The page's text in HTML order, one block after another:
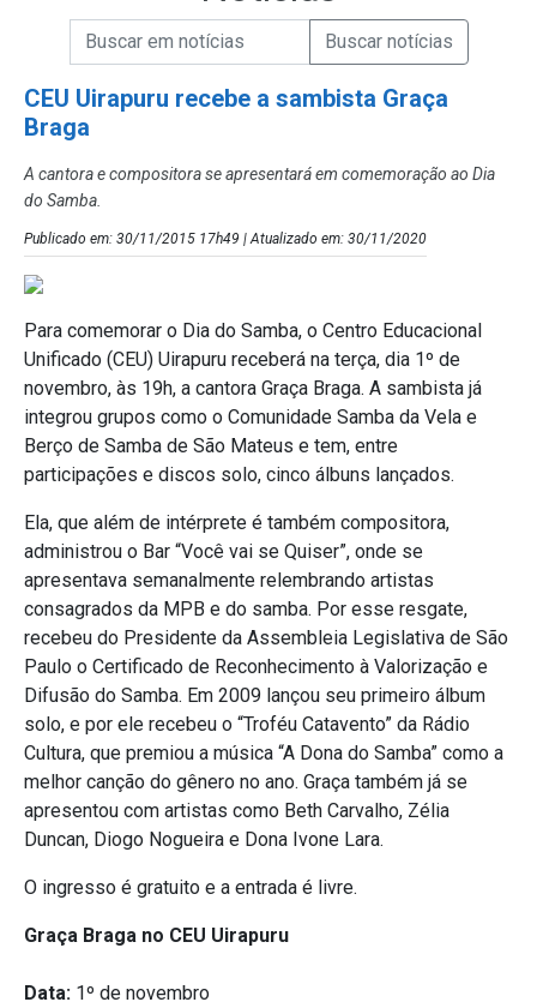
Campo de Busca de Notícias
Campo de Busca de informaçõesEnviar a Busca de Notícias
CEU Uirapuru recebe a sambista Graça
Braga
A cantora e compositora se apresentará em comemoração ao Dia
do Samba.
Publicado em: 30/11/2015 17h49 | Atualizado em: 30/11/2020
Para comemorar o Dia do Samba, o Centro Educacional
Unificado (CEU) Uirapuru receberá na terça, dia 1º de
novembro, às 19h, a cantora Graça Braga. A sambista já
integrou grupos como o Comunidade Samba da Vela e
Berço de Samba de São Mateus e tem, entre
participações e discos solo, cinco álbuns lançados.
Ela, que além de intérprete é também compositora,
administrou o Bar “Você vai se Quiser”, onde se
apresentava semanalmente relembrando artistas
consagrados da MPB e do samba. Por esse resgate,
recebeu do Presidente da Assembleia Legislativa de São
Paulo o Certificado de Reconhecimento à Valorização e
Difusão do Samba. Em 2009 lançou seu primeiro álbum
solo, e por ele recebeu o “Troféu Catavento” da Rádio
Cultura, que premiou a música “A Dona do Samba” como a
melhor canção do gênero no ano. Graça também já se
apresentou com artistas como Beth Carvalho, Zélia
Duncan, Diogo Nogueira e Dona Ivone Lara.
O ingresso é gratuito e a entrada é livre.
Graça Braga no CEU Uirapuru
Data: 1º de novembro